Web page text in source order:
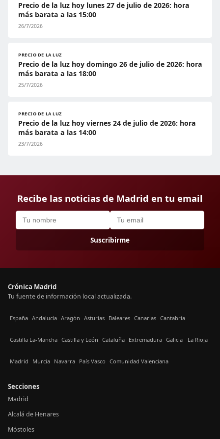
Precio de la luz hoy lunes 27 de julio de 2026: hora
más barata a las 15:00
26/7/2026
PRECIO DE LA LUZ
Precio de la luz hoy domingo 26 de julio de 2026: hora
más barata a las 18:00
25/7/2026
PRECIO DE LA LUZ
Precio de la luz hoy viernes 24 de julio de 2026: hora
más barata a las 14:00
23/7/2026
Recibe las noticias de Madrid en tu email
Suscribirme
Crónica Madrid
Tu fuente de información local actualizada.
España Andalucía Aragón Asturias Baleares Canarias Cantabria
Castilla La-Mancha Castilla y León Cataluña Extremadura Galicia La Rioja
Madrid Murcia Navarra País Vasco Comunidad Valenciana
Secciones
Madrid
Alcalá de Henares
Móstoles